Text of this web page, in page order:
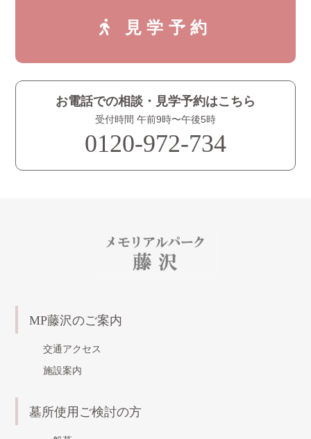
見学予約
お電話での相談・見学予約はこちら
受付時間 午前9時〜午後5時
0120-972-734
MP藤沢のご案内
交通アクセス
施設案内
墓所使用ご検討の方